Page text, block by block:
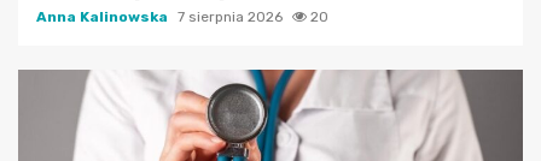
Anna Kalinowska 7 sierpnia 2026 20